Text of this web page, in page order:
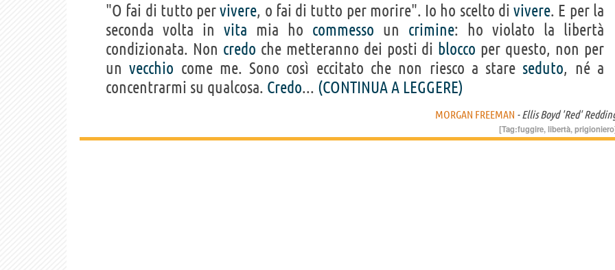
"O fai di tutto pervivere, o fai di tutto per morire". Io ho scelto divivere. E per la
seconda volta in vita mia ho commesso un crimine: ho violato la libertà
condizionata. Non credo che metteranno dei posti di blocco per questo, non per
unvecchio come me. Sono così eccitato che non riesco a stare seduto, né a
concentrarmi su qualcosa. Credo... (CONTINUA A LEGGERE)
MORGAN FREEMAN - Ellis Boyd 'Red'
[Tag:fuggire,libertà,prigioniero